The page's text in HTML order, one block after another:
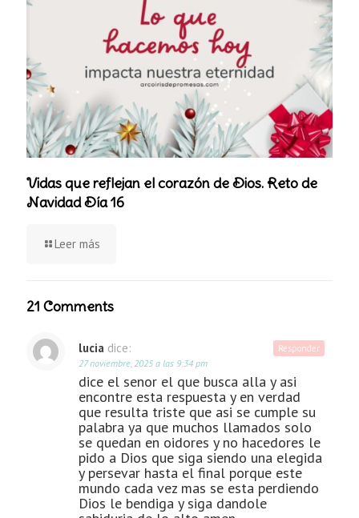
Vidas que reflejan el corazón de Dios. Reto de
Navidad Día 16
Leer más
21 Comments
lucia dice:
27 noviembre, 2025 a las 9:34 pm
dice el senor el que busca alla y asi
encontre esta respuesta y en verdad
que resulta triste que asi se cumple su
palabra ya que muchos llamados solo
se quedan en oidores y no hacedores le
pido a Dios que siga siendo una elegida
y persevar hasta el final porque este
mundo cada vez mas se esta perdiendo
Dios le bendiga y siga dandole
Responder